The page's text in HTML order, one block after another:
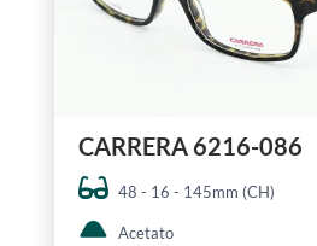
CARRERA 6216-086
48 - 16 - 145mm (CH)
Acetato